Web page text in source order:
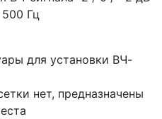
Гц
для установки ВЧ-
нет, предназначены